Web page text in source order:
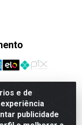
e de
publicidade
Itatiba Do Sul, 161 -
700- CNPJ